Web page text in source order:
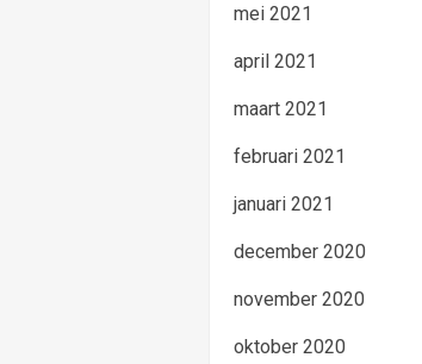
mei 2021
april 2021
maart 2021
februari 2021
januari 2021
december 2020
november 2020
oktober 2020